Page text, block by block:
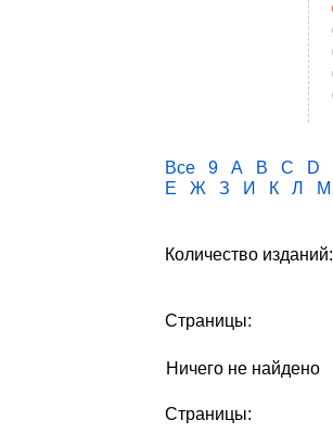
Все 9 A B C D
Е
Ж З И К Л М
Количество изданий:
Страницы:
Ничего не найдено
Страницы: